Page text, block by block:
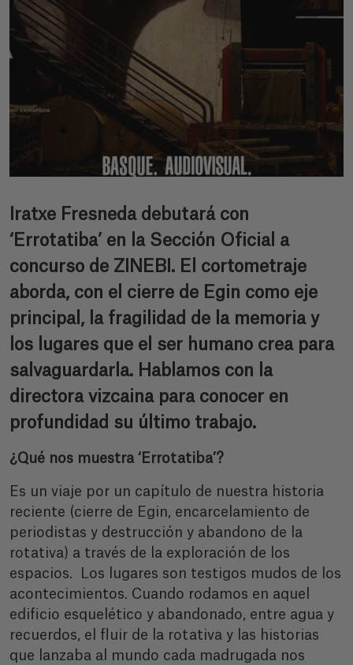
Iratxe Fresneda debutará con
‘Errotatiba’ en la Sección Oficial a
concurso de ZINEBI. El cortometraje
aborda, con el cierre de Egin como eje
principal, la fragilidad de la memoria y
los lugares que el ser humano crea para
salvaguardarla. Hablamos con la
directora vizcaina para conocer en
profundidad su último trabajo.
¿Qué nos muestra ‘Errotatiba’?
Es un viaje por un capítulo de nuestra historia
reciente (cierre de Egin, encarcelamiento de
periodistas y destrucción y abandono de la
rotativa) a través de la exploración de los
espacios. Los lugares son testigos mudos de los
acontecimientos. Cuando rodamos en aquel
edificio esquelético y abandonado, entre agua y
recuerdos, el fluir de la rotativa y las historias
que lanzaba al mundo cada madrugada nos